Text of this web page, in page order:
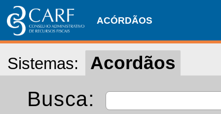
ACÓRDÃOS
Sistemas: Acordãos
Busca: